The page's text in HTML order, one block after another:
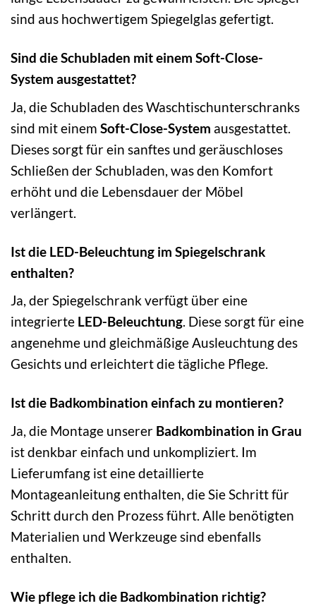
sind aus hochwertigem Spiegelglas gefertigt.
Sind die Schubladen mit einem Soft-Close-
System ausgestattet?
Ja, die Schubladen des Waschtischunterschranks
sind mit einem Soft-Close-System ausgestattet.
Dieses sorgt für ein sanftes und geräuschloses
Schließen der Schubladen, was den Komfort
erhöht und die Lebensdauer der Möbel
verlängert.
Ist die LED-Beleuchtung im Spiegelschrank
enthalten?
Ja, der Spiegelschrank verfügt über eine
integrierte LED-Beleuchtung. Diese sorgt für eine
angenehme und gleichmäßige Ausleuchtung des
Gesichts und erleichtert die tägliche Pflege.
Ist die Badkombination einfach zu montieren?
Ja, die Montage unserer Badkombination in Grau
ist denkbar einfach und unkompliziert. Im
Lieferumfang ist eine detaillierte
Montageanleitung enthalten, die Sie Schritt für
Schritt durch den Prozess führt. Alle benötigten
Materialien und Werkzeuge sind ebenfalls
enthalten.
Wie pflege ich die Badkombination richtig?